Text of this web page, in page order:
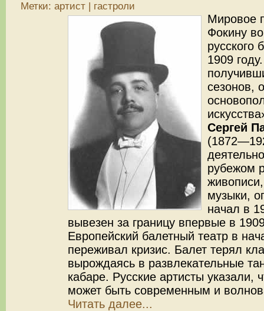
Метки: артист | гастроли
Мировое
Фокину
русского
1909
сезонов,
Сергей
рубежом
музыки,
начал в
вывезен за границу впервые в
Европейский балетный театр в
переживал кризис. Балет терял
вырождаясь в развлекательные
кабаре. Русские артисты указали,
может быть современным и
Читать далее...